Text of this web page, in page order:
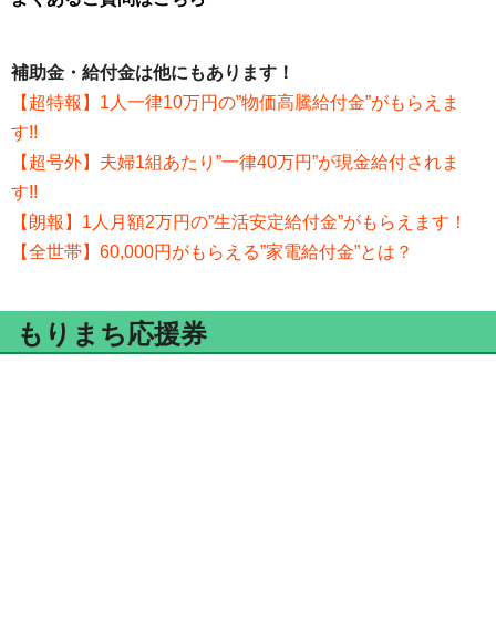
補助金・給付金は他にもあります！
【超特報】1人一律10万円の”物価高騰給付金”がもらえま
す!!
【超号外】夫婦1組あたり”一律40万円”が現金給付されま
す!!
【朗報】1人月額2万円の”生活安定給付金”がもらえます！
【全世帯】60,000円がもらえる”家電給付金”とは？
もりまち応援券